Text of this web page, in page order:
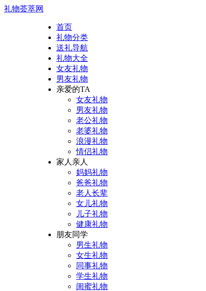
礼物荟萃网
首页
礼物分类
送礼导航
礼物大全
女友礼物
男友礼物
亲爱的TA
女友礼物
男友礼物
老公礼物
老婆礼物
浪漫礼物
情侣礼物
家人亲人
妈妈礼物
爸爸礼物
老人长辈
女儿礼物
儿子礼物
健康礼物
朋友同学
男生礼物
女生礼物
同事礼物
学生礼物
闺蜜礼物